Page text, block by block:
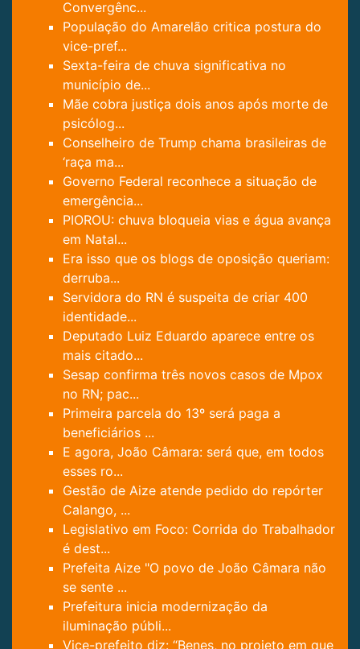
Convergênc...
População do Amarelão critica postura do
vice-pref...
Sexta-feira de chuva significativa no
município de...
Mãe cobra justiça dois anos após morte de
psicólog...
Conselheiro de Trump chama brasileiras de
‘raça ma...
Governo Federal reconhece a situação de
emergência...
PIOROU: chuva bloqueia vias e água avança
em Natal...
Era isso que os blogs de oposição queriam:
derruba...
Servidora do RN é suspeita de criar 400
identidade...
Deputado Luiz Eduardo aparece entre os
mais citado...
Sesap confirma três novos casos de Mpox
no RN; pac...
Primeira parcela do 13º será paga a
beneficiários ...
E agora, João Câmara: será que, em todos
esses ro...
Gestão de Aize atende pedido do repórter
Calango, ...
Legislativo em Foco: Corrida do Trabalhador
é dest...
Prefeita Aize "O povo de João Câmara não
se sente ...
Prefeitura inicia modernização da
iluminação públi...
Vice-prefeito diz: “Benes, no projeto em que